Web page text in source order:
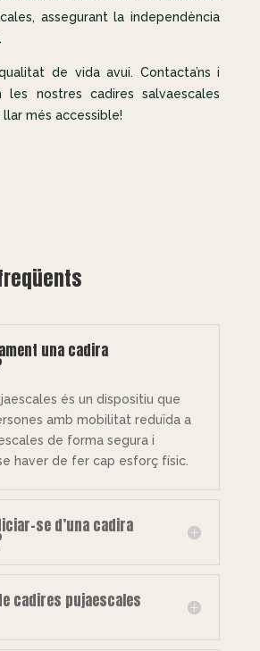
assegurant la independència
de vida avui. Contacta’ns i
les nostres cadires salvaescales
més accessible!
una cadira
és un dispositiu que
amb mobilitat reduïda a
de forma segura i
haver de fer cap esforç físic.
se d’una cadira
cadires pujaescales